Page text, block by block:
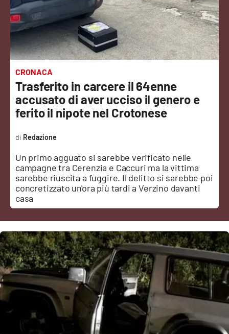
Sport
Cultura
Podcast
Meteo
VIDEO
Ambiente
Cronaca
Cultura
Economia e Lavoro
Politica
Sanità
CRONACA
Trasferito in carcere il 64enne
accusato di aver ucciso il genero e
ferito il nipote nel Crotonese
Un primo agguato si sarebbe verificato nelle
campagne tra Cerenzia e Caccuri ma la vittima
sarebbe riuscita a fuggire. Il delitto si sarebbe poi
concretizzato un'ora più tardi a Verzino davanti
casa
Redazione